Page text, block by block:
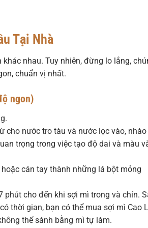
Tại Nhà
nhau. Tuy nhiên, đừng lo lắng,
chuẩn vị nhất.
ngon)
cho nước tro tàu và nước lọc vào, nhào
trọng trong việc tạo độ dai và màu
cán tay thành những lá bột mỏng
cho đến khi sợi mì trong và chín.
thời gian, bạn có thể mua sợi mì Cao
thể sánh bằng mì tự làm.